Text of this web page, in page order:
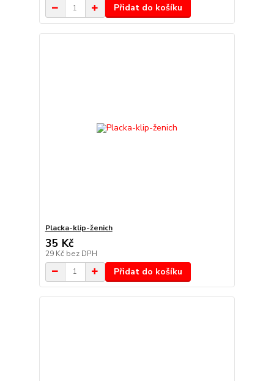
Přidat do košíku
Placka-klip-ženich
35 Kč
29 Kč bez DPH
Přidat do košíku